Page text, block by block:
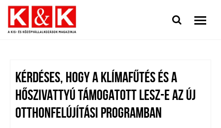
KÉRDÉSES, HOGY A KLÍMAFŰTÉS ÉS A
HŐSZIVATTYÚ TÁMOGATOTT LESZ-E AZ ÚJ
OTTHONFELÚJÍTÁSI PROGRAMBAN